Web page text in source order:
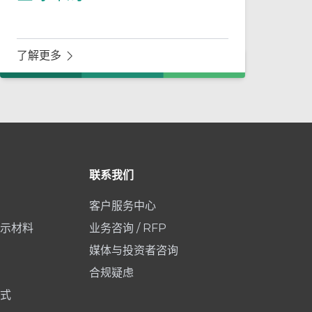
了解更多
材料
联系我们
客户服务中心
业务咨询 / RFP
媒体与投资者咨询
合规疑虑